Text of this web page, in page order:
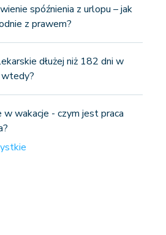
spóźnienia z urlopu – jak
z prawem?
dłużej niż 182 dni w
w wakacje - czym jest praca